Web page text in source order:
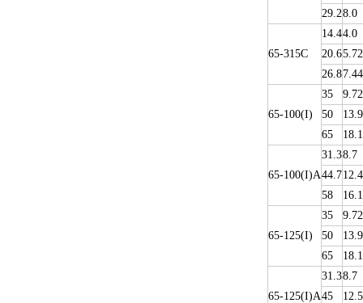
29.28.0
65-315C
14.44.0
20.65.72
26.87.44
65-100(I)
35
9.72
50
13.9
65
18.1
65-100(I)A
31.38.7
44.712.4
58
16.1
65-125(I)
35
9.72
50
13.9
65
18.1
65-125(I)A
31.38.7
45
12.5